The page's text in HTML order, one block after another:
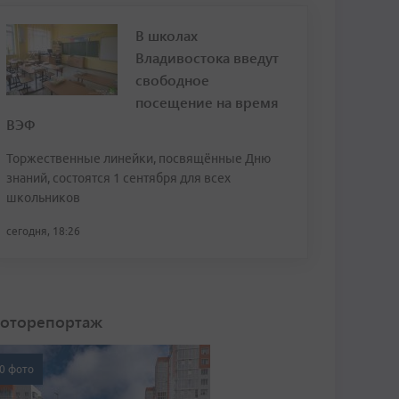
В школах
Владивостока введут
свободное
посещение на время
ВЭФ
Торжественные линейки, посвящённые Дню
знаний, состоятся 1 сентября для всех
школьников
сегодня, 18:26
фото